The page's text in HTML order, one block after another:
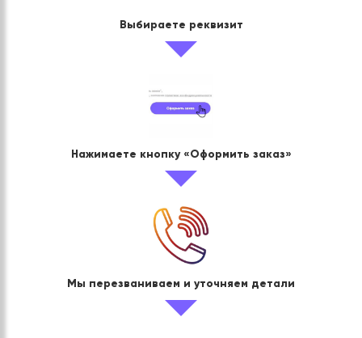
Выбираете реквизит
Нажимаете кнопку «Оформить заказ»
Мы перезваниваем и уточняем детали